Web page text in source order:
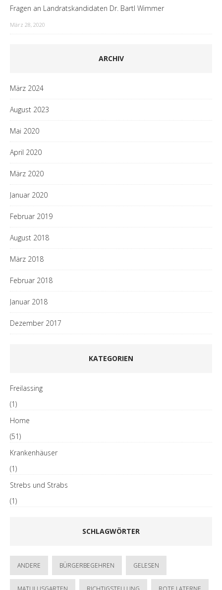
Fragen an Landratskandidaten Dr. Bartl Wimmer
März 28, 2020
ARCHIV
März 2024
August 2023
Mai 2020
April 2020
März 2020
Januar 2020
Februar 2019
August 2018
März 2018
Februar 2018
Januar 2018
Dezember 2017
KATEGORIEN
Freilassing
(1)
Home
(51)
Krankenhäuser
(1)
Strebs und Strabs
(1)
SCHLAGWÖRTER
ANDERE BÜRGERBEGEHREN GELESEN